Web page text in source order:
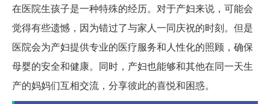
在医院生孩子是一种特殊的经历。对于产妇来说，可能会
觉得有些遗憾，因为错过了与家人一同庆祝的时刻。但是
医院会为产妇提供专业的医疗服务和人性化的照顾，确保
母婴的安全和健康。同时，产妇也能够和其他在同一天生
产的妈妈们互相交流，分享彼此的喜悦和困惑。